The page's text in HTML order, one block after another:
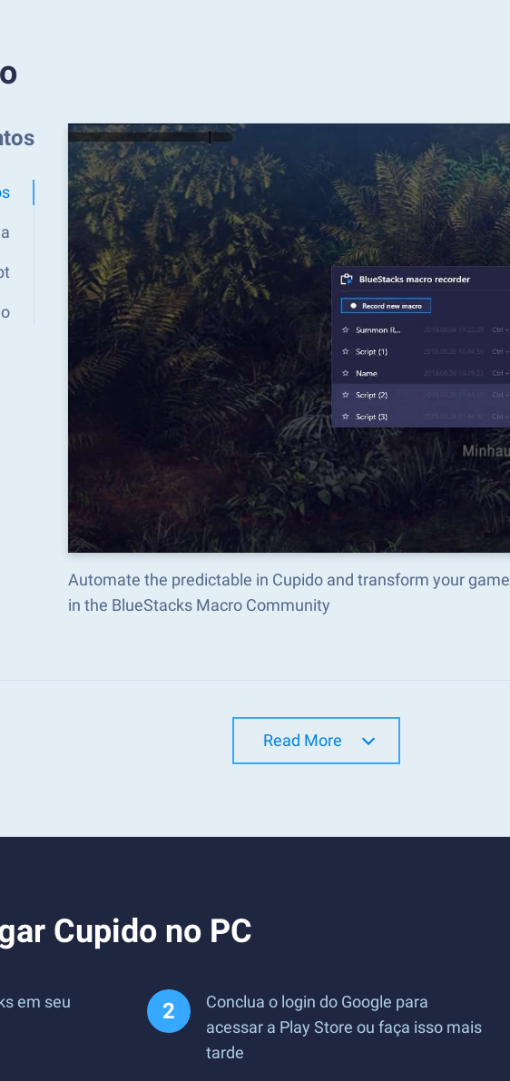
Automate the predictable in Cupido and transform your
in the BlueStacks Macro Community
Read More
Cupido no PC
em seu
Conclua o login do Google para
acessar a Play Store ou faça isso mais
tarde